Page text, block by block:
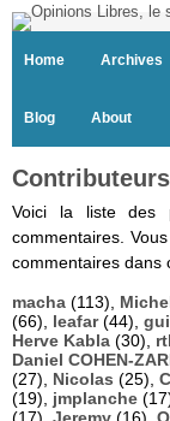
Home Archives
Blog About
Voici la liste des
commentaires.
commentaires dans
macha (113),
(66), leafar(44),
Herve Kabla (30),
Daniel COHEN-
(27), Nicolas (25),
(19), jmplanche